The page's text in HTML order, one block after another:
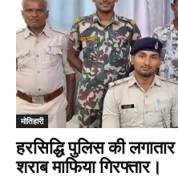
मोतिहारी
हरसिद्धि पुलिस की
शराब माफिया गिरफ्तार।